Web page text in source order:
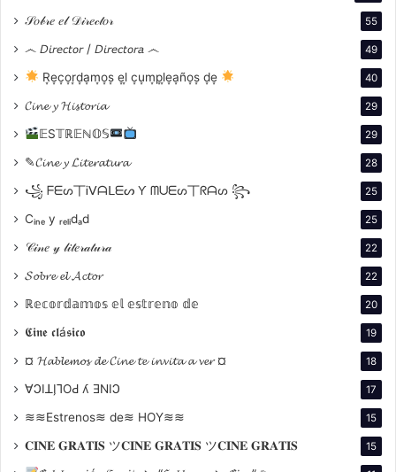
: La invención del daguerrotipo y
otros procesos fotográficos sentaron las bases
para el desarrollo de la cinematografía. La
capacidad de capturar imágenes en una
superficie sensible a la luz fue un paso crucial
Evolución de la Tecnología
fotográficas evolucionaron para incluir la captura
cineastas, como los hermanos Lumière, fueron
fotógrafos que adaptaron sus conocimientos para
𝒮𝑜𝒷𝓇𝑒 𝑒𝓁 𝒟𝒾𝓇𝑒𝒸𝓉𝑜𝓇 55
෴ 𝘋𝘪𝘳𝘦𝘤𝘵𝘰𝘳 / 𝘋𝘪𝘳𝘦𝘤𝘵𝘰𝘳𝘢 ෴ 49
R͙e͙c͙o͙r͙d͙a͙m͙o͙s͙ e͙l͙ c͙u͙m͙p͙l͙e͙a͙ño͙s͙ d͙e͙ 40
𝓒𝓲𝓷𝓮 𝔂 𝓗𝓲𝓼𝓽𝓸𝓻𝓲𝓪 29
𝔼S𝕋ℝ𝔼ℕ𝕆𝕊 29
✎𝓒𝓲𝓷𝓮 𝔂 𝓛𝓲𝓽𝓮𝓻𝓪𝓽𝓾𝓻𝓪 28
꧁ ᖴᗴᔕ丅Ꭵᐯᗩᒪᗴᔕ Ƴ ᗰᑌᗴᔕ丅ᖇᗩᔕ ꧂ 25
Cᵢₙₑ y ᵣₑₗᵢdₐd 25
𝒞𝒾𝓃𝑒 𝓎 𝓁𝒾𝓉𝑒𝓇𝒶𝓉𝓊𝓇𝒶 22
𝓢𝓸𝓫𝓻𝓮 𝓮𝓵 𝓐𝓬𝓽𝓸𝓻 22
ℝ𝕖𝕔𝕠𝕣𝕕𝕒𝕞𝕠𝕤 𝕖𝕝 𝕖𝕤𝕥𝕣𝕖𝕟𝕠 𝕕𝕖 20
𝕮𝖎𝖓𝖊 𝖈𝖑á𝖘𝖎𝖈𝖔 19
¤ 𝓗𝓪𝓫𝓵𝓮𝓶𝓸𝓼 𝓭𝓮 𝓒𝓲𝓷𝓮 𝓽𝓮 𝓲𝓷𝓿𝓲𝓽𝓪 𝓪 𝓿𝓮𝓻 ¤ 18
∀ϽIꓕI̗⅂OԀ ʎ ƎNIϽ 17
≋≋Estrenos≋ de≋ HOY≋≋ 15
𝐂𝐈𝐍𝐄 𝐆𝐑𝐀𝐓𝐈𝐒 ツ𝐂𝐈𝐍𝐄 𝐆𝐑𝐀𝐓𝐈𝐒 ツ𝐂𝐈𝐍𝐄 𝐆𝐑𝐀𝐓𝐈𝐒 15